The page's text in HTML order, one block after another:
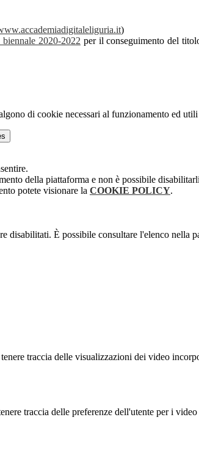
it)
biennale 2020-2022 per il conseguimento del
di cookie necessari al funzionamento ed
della piattaforma e non è possibile
potete visionare la COOKIE POLICY.
disabilitati. È possibile consultare l'elenco nella
traccia delle visualizzazioni dei video
traccia delle preferenze dell'utente per i